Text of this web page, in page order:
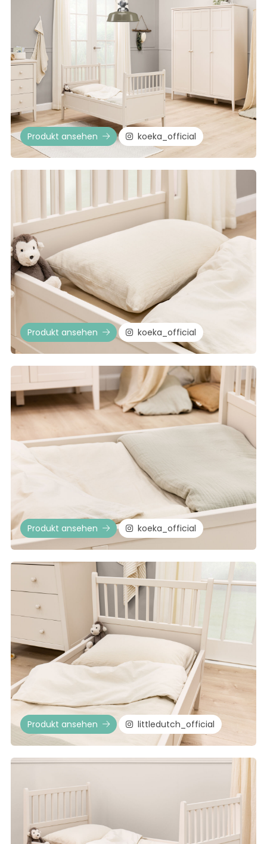
Produkt ansehen koeka_official
Produkt ansehen koeka_official
Produkt ansehen koeka_official
Produkt ansehen littledutch_official